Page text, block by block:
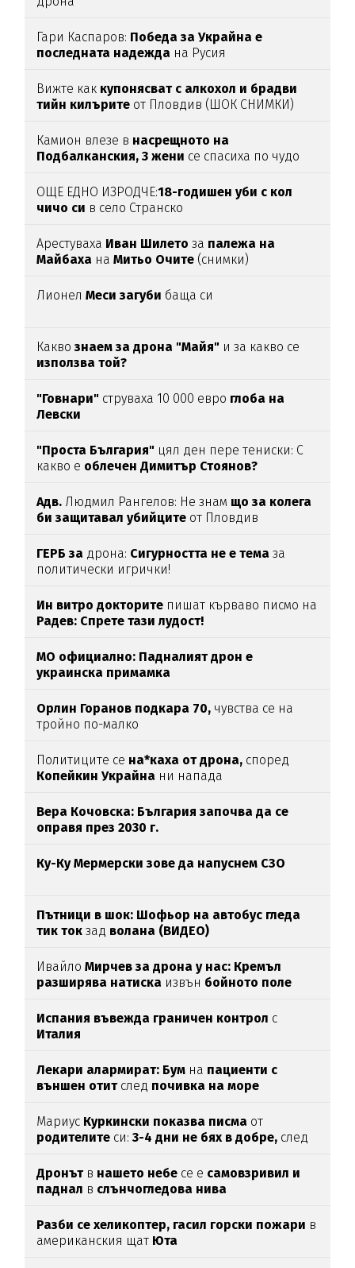
Гари Каспаров: Победа за Украйна е
последната надежда на Русия
Вижте как купонясват с алкохол и брадви
тийн килърите от Пловдив (ШОК СНИМКИ)
Камион влезе в насрещното на
Подбалканския, 3 жени се спасиха по чудо
ОЩЕ ЕДНО ИЗРОДЧЕ:18-годишен уби с кол
чичо си в село Странско
Арестуваха Иван Шилетоза палежа на
Майбаха наМитьо Очите (снимки)
Лионел Меси загуби баща си
Каквознаем за дрона "Майя" и за какво се
използва той?
"Говнари" струваха 10 000 евро глоба на
Левски
"Проста България" цял ден пере тениски: С
какво е облечен Димитър Стоянов?
Адв. Людмил Рангелов: Не знам що за колега
би защитавал убийците от Пловдив
ГЕРБ за дрона: Сигурността не е темаза
политически игрички!
Ин витро докторите пишат кърваво писмо на
Радев: Спрете тази лудост!
МО официално: Падналият дрон е
украинска примамка
Орлин Горанов подкара 70, чувства се на
тройно по-малко
Политиците се на*каха от дрона, според
Копейкин Украйна ни напада
Вера Кочовска: България започва да се
оправя през 2030 г.
Ку-Ку Мермерски зове да напуснем СЗО
Пътници в шок: Шофьор на автобус гледа
тик ток зад волана (ВИДЕО)
ИвайлоМирчев за дрона у нас: Кремъл
разширява натиска извън бойното поле
Испания въвежда граничен контрол с
Италия
Лекари алармират: Бум на пациенти с
външен отитслед почивка на море
Мариус Куркински показва писма от
родителите си:3-4 дни не бях в добре, след
Дронътв нашето небе се е самовзривил и
паднал в слънчогледова нива
Разби се хеликоптер, гасил горски пожари в
американския щат Юта